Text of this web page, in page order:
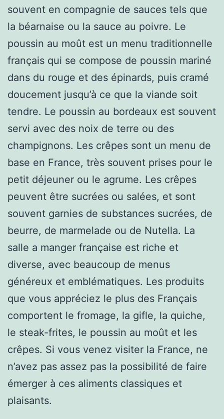
souvent en compagnie de sauces tels que
la béarnaise ou la sauce au poivre. Le
poussin au moût est un menu traditionnelle
français qui se compose de poussin mariné
dans du rouge et des épinards, puis cramé
doucement jusqu’à ce que la viande soit
tendre. Le poussin au bordeaux est souvent
servi avec des noix de terre ou des
champignons. Les crêpes sont un menu de
base en France, très souvent prises pour le
petit déjeuner ou le agrume. Les crêpes
peuvent être sucrées ou salées, et sont
souvent garnies de substances sucrées, de
beurre, de marmelade ou de Nutella. La
salle a manger française est riche et
diverse, avec beaucoup de menus
généreux et emblématiques. Les produits
que vous appréciez le plus des Français
comportent le fromage, la gifle, la quiche,
le steak-frites, le poussin au moût et les
crêpes. Si vous venez visiter la France, ne
n’avez pas assez pas la possibilité de faire
émerger à ces aliments classiques et
plaisants.